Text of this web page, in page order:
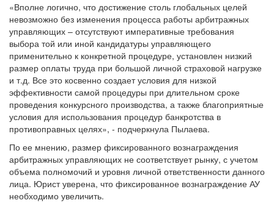
«Вполне логично, что достижение столь глобальных целей
невозможно без изменения процесса работы арбитражных
управляющих – отсутствуют императивные требования
выбора той или иной кандидатуры управляющего
применительно к конкретной процедуре, установлен низкий
размер оплаты труда при большой личной страховой нагрузке
и т.д. Все это косвенно создает условия для низкой
эффективности самой процедуры при длительном сроке
проведения конкурсного производства, а также благоприятные
условия для использования процедур банкротства в
противоправных целях», - подчеркнула Пылаева.
По ее мнению, размер фиксированного вознаграждения
арбитражных управляющих не соответствует рынку, с учетом
объема полномочий и уровня личной ответственности данного
лица. Юрист уверена, что фиксированное вознаграждение АУ
необходимо увеличить.